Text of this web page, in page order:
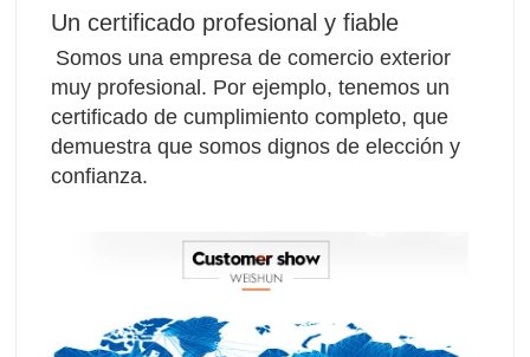
Un certificado profesional y fiable
Somos una empresa de comercio exterior
muy profesional. Por ejemplo, tenemos un
certificado de cumplimiento completo, que
demuestra que somos dignos de elección y
confianza.